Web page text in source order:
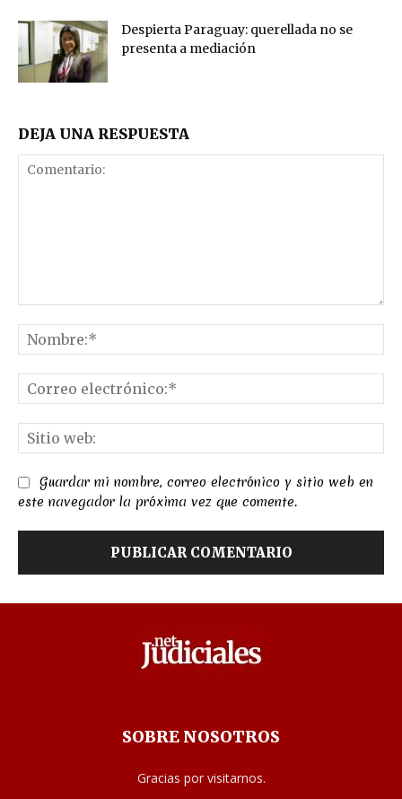
Despierta Paraguay: querellada no se
presenta a mediación
DEJA UNA RESPUESTA
Guardar mi nombre, correo electrónico y sitio web en
este navegador la próxima vez que comente.
SOBRE NOSOTROS
Gracias por visitarnos.